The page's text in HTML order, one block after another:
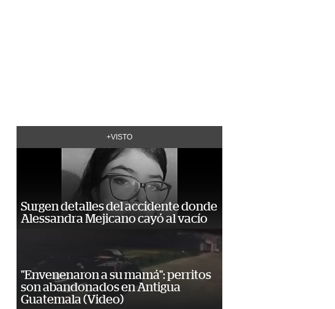
+VISTO
Surgen detalles del accidente donde
Alessandra Mejicano cayó al vacío
"Envenenaron a su mamá": perritos
son abandonados en Antigua
Guatemala (Video)